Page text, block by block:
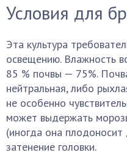
Условия для
Эта культура
освещению. Влажность
85 % почвы — 75%.
нейтральная, либо
не особенно
может выдержать
(иногда она
затенение головки.